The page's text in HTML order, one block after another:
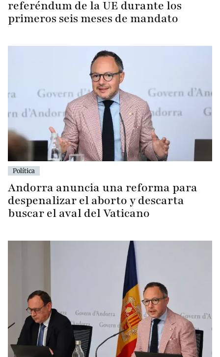
referéndum de la UE durante los
primeros seis meses de mandato
Política
Andorra anuncia una reforma para
despenalizar el aborto y descarta
buscar el aval del Vaticano